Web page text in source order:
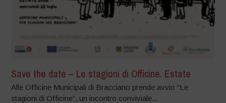
Save the date – Le stagioni di Officine. Estate
Alle Officine Municipali di Bracciano prende avvio “Le
stagioni di Officine”, un incontro conviviale...